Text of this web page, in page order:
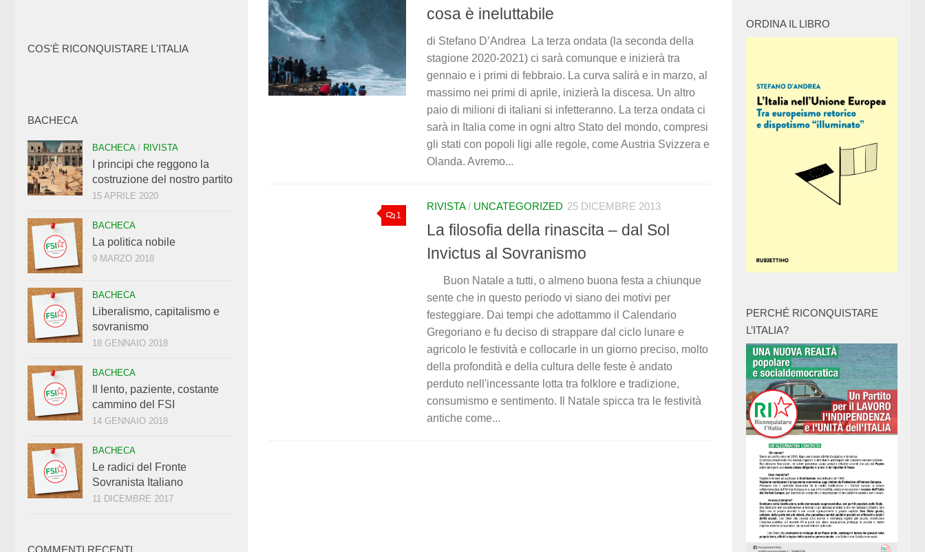
cosa è ineluttabile
di Stefano D’Andrea La terza ondata (la seconda della
stagione 2020-2021) ci sarà comunque e inizierà tra
gennaio e i primi di febbraio. La curva salirà e in marzo, al
massimo nei primi di aprile, inizierà la discesa. Un altro
paio di milioni di italiani si infetteranno. La terza ondata ci
sarà in Italia come in ogni altro Stato del mondo, compresi
gli stati con popoli ligi alle regole, come Austria Svizzera e
Olanda. Avremo...
1
RIVISTA/ UNCATEGORIZED 25 DICEMBRE 2013
La filosofia della rinascita – dal Sol
Invictus al Sovranismo
Buon Natale a tutti, o almeno buona festa a chiunque
sente che in questo periodo vi siano dei motivi per
festeggiare. Dai tempi che adottammo il Calendario
Gregoriano e fu deciso di strappare dal ciclo lunare e
agricolo le festività e collocarle in un giorno preciso, molto
della profondità e della cultura delle feste è andato
perduto nell'incessante lotta tra folklore e tradizione,
consumismo e sentimento. Il Natale spicca tra le festività
antiche come...
COS'È RICONQUISTARE L'ITALIA
BACHECA
BACHECA/ RIVISTA
I principi che reggono la
costruzione del nostro partito
15 APRILE 2020
BACHECA
La politica nobile
9 MARZO 2018
BACHECA
Liberalismo, capitalismo e
sovranismo
18 GENNAIO 2018
BACHECA
Il lento, paziente, costante
cammino del FSI
14 GENNAIO 2018
BACHECA
Le radici del Fronte
Sovranista Italiano
11 DICEMBRE 2017
ORDINA IL LIBRO
PERCHÉ RICONQUISTARE
L’ITALIA?